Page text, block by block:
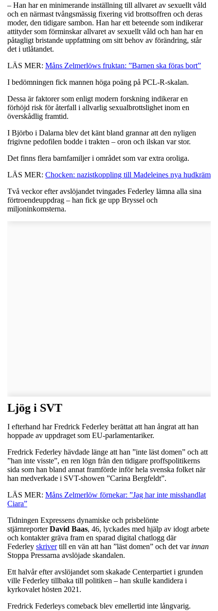
– Han har en minimerande inställning till allvaret av sexuellt våld
och en närmast tvångsmässig fixering vid brottsoffren och deras
moder, den tidigare sambon. Han har ett beteende som indikerar
attityder som förminskar allvaret av sexuellt våld och han har en
påtagligt bristande uppfattning om sitt behov av förändring, står
det i utlåtandet.
LÄS MER: Måns Zelmerlöws fruktan: ”Barnen ska föras bort”
I bedömningen fick mannen höga poäng på PCL-R-skalan.
Dessa är faktorer som enligt modern forskning indikerar en
förhöjd risk för återfall i allvarlig sexualbrottslighet inom en
överskådlig framtid.
I Björbo i Dalarna blev det känt bland grannar att den nyligen
frigivne pedofilen bodde i trakten – oron och ilskan var stor.
Det finns flera barnfamiljer i området som var extra oroliga.
LÄS MER: Chocken: nazistkoppling till Madeleines nya hudkräm
Två veckor efter avslöjandet tvingades Federley lämna alla sina
förtroendeuppdrag – han fick ge upp Bryssel och
miljoninkomsterna.
Ljög i SVT
I efterhand har Fredrick Federley berättat att han ångrat att han
hoppade av uppdraget som EU-parlamentariker.
Fredrick Federley hävdade länge att han ”inte läst domen” och att
”han inte visste”, en ren lögn från den tidigare proffspolitikerns
sida som han bland annat framförde inför hela svenska folket när
han medverkade i SVT-showen ”Carina Bergfeldt”.
LÄS MER: Måns Zelmerlöw förnekar: ”Jag har inte misshandlat
Ciara”
Tidningen Expressens dynamiske och prisbelönte
stjärnreporterDavid Baas, 46, lyckades med hjälp av idogt arbete
och kontakter gräva fram en sparad digital chatlogg där
Federley skrivertill en vän att han ”läst domen” och det var innan
Stoppa Pressarna avslöjade skandalen.
Ett halvår efter avslöjandet som skakade Centerpartiet i grunden
ville Federley tillbaka till politiken – han skulle kandidera i
kyrkovalet hösten 2021.
Fredrick Federleys comeback blev emellertid inte långvarig.